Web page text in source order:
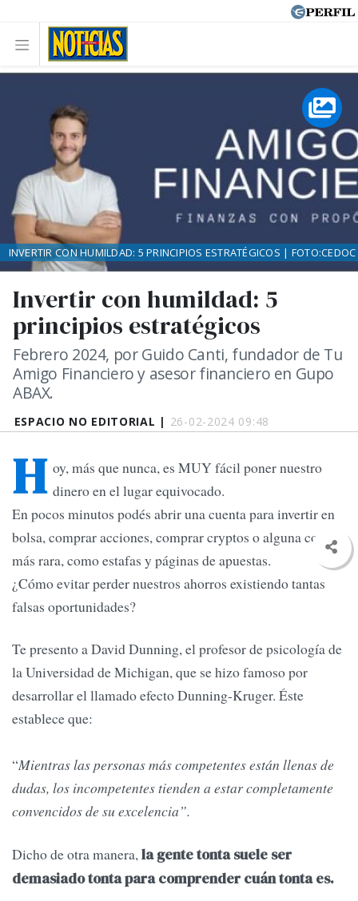
ESPACIO NO EDITORIAL | 26-02-2024 09:48
Invertir con humildad: 5
principios estratégicos
Febrero 2024, por Guido Canti, fundador de Tu
Amigo Financiero y asesor financiero en Gupo
ABAX.
INVERTIR CON HUMILDAD: 5 PRINCIPIOS ESTRATÉGICOS | FOTO:CEDOC
H oy, más que nunca, es MUY fácil poner nuestro
dinero en el lugar equivocado.
En pocos minutos podés abrir una cuenta para invertir en
bolsa, comprar acciones, comprar cryptos o alguna cosa
más rara, como estafas y páginas de apuestas.
¿Cómo evitar perder nuestros ahorros existiendo tantas
falsas oportunidades?
Te presento a David Dunning, el profesor de psicología de
la Universidad de Michigan, que se hizo famoso por
desarrollar el llamado efecto Dunning-Kruger. Éste
establece que:
“Mientras las personas más competentes están llenas de
dudas, los incompetentes tienden a estar completamente
convencidos de su excelencia”.
Dicho de otra manera,la gente tonta suele ser
demasiado tonta para comprender cuán tonta es.